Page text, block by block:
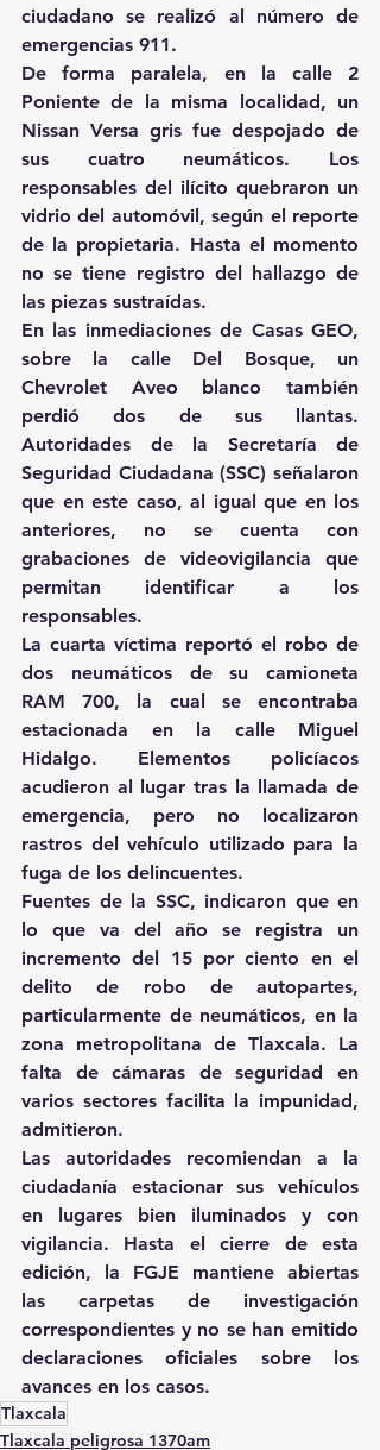
ciudadano se realizó al número de
emergencias 911.
De forma paralela, en la calle 2
Poniente de la misma localidad, un
Nissan Versa gris fue despojado de
sus cuatro neumáticos. Los
responsables del ilícito quebraron un
vidrio del automóvil, según el reporte
de la propietaria. Hasta el momento
no se tiene registro del hallazgo de
las piezas sustraídas.
En las inmediaciones de Casas GEO,
sobre la calle Del Bosque, un
Chevrolet Aveo blanco también
perdió dos de sus llantas.
Autoridades de la Secretaría de
Seguridad Ciudadana (SSC) señalaron
que en este caso, al igual que en los
anteriores, no se cuenta con
grabaciones de videovigilancia que
permitan identificar a los
responsables.
La cuarta víctima reportó el robo de
dos neumáticos de su camioneta
RAM 700, la cual se encontraba
estacionada en la calle Miguel
Hidalgo. Elementos policíacos
acudieron al lugar tras la llamada de
emergencia, pero no localizaron
rastros del vehículo utilizado para la
fuga de los delincuentes.
Fuentes de la SSC, indicaron que en
lo que va del año se registra un
incremento del 15 por ciento en el
delito de robo de autopartes,
particularmente de neumáticos, en la
zona metropolitana de Tlaxcala. La
falta de cámaras de seguridad en
varios sectores facilita la impunidad,
admitieron.
Las autoridades recomiendan a la
ciudadanía estacionar sus vehículos
en lugares bien iluminados y con
vigilancia. Hasta el cierre de esta
edición, la FGJE mantiene abiertas
las carpetas de investigación
correspondientes y no se han emitido
declaraciones oficiales sobre los
avances en los casos.
Tlaxcala
Tlaxcala peligrosa 1370am